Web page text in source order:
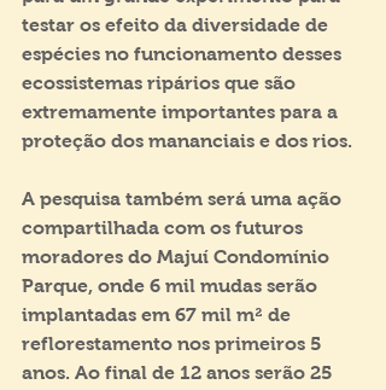
testar os efeito da diversidade de
espécies no funcionamento desses
ecossistemas ripários que são
extremamente importantes para a
proteção dos mananciais e dos rios.
A pesquisa também será uma ação
compartilhada com os futuros
moradores do Majuí Condomínio
Parque, onde 6 mil mudas serão
implantadas em 67 mil m² de
reflorestamento nos primeiros 5
anos. Ao final de 12 anos serão 25